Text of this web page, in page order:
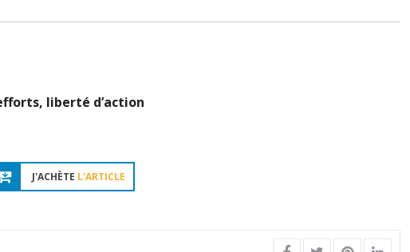
liberté d’action
J'ACHÈTE L'ARTICLE